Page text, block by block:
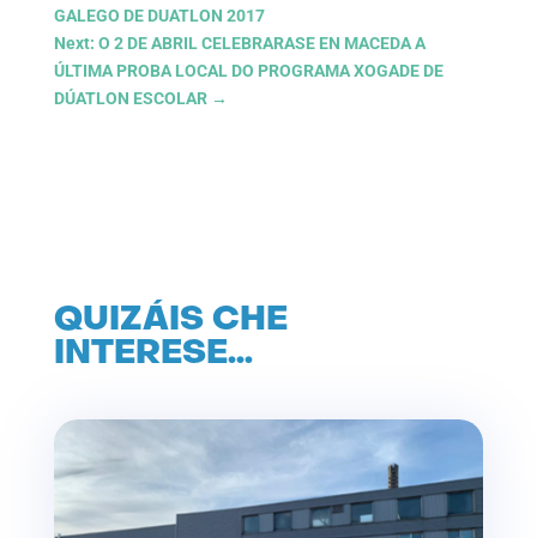
GALEGO DE DUATLON 2017
Next: O 2 DE ABRIL CELEBRARASE EN MACEDA A
ÚLTIMA PROBA LOCAL DO PROGRAMA XOGADE DE
DÚATLON ESCOLAR→
QUIZÁIS CHE
INTERESE…